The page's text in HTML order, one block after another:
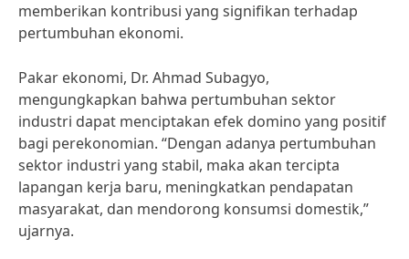
memberikan kontribusi yang signifikan terhadap
pertumbuhan ekonomi.
Pakar ekonomi, Dr. Ahmad Subagyo,
mengungkapkan bahwa pertumbuhan sektor
industri dapat menciptakan efek domino yang positif
bagi perekonomian. “Dengan adanya pertumbuhan
sektor industri yang stabil, maka akan tercipta
lapangan kerja baru, meningkatkan pendapatan
masyarakat, dan mendorong konsumsi domestik,”
ujarnya.